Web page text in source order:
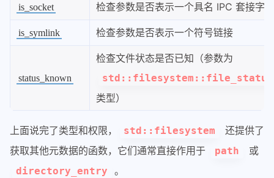
is_socket 检查参数是否表示一个具名 IPC 套接字
is_symlink 检查参数是否表示一个符号链接
status_known
检查文件状态是否已知（参数为
std::filesystem::file_status
类型）
上面说完了类型和权限， std::filesystem
还提供了
获取其他元数据的函数，它们通常直接作用于
path 或
directory_entry 。